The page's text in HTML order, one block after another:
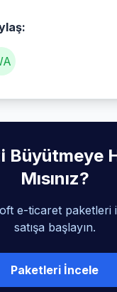
Büyütmeye
Mısınız?
e-ticaret paketleri
satışa başlayın.
Paketleri İncele